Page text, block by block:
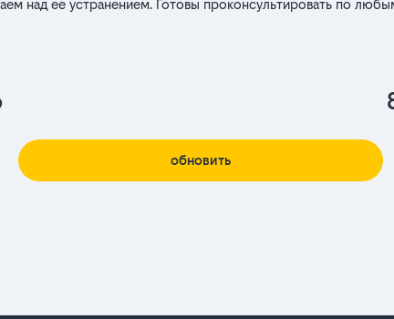
над ее устранением. Готовы проконсультировать по
обновить